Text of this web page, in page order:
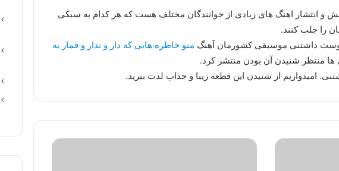
و انتشار اهنگ های زیادی از خوانندگان مختلف هست که هر کدام به سبکی
را جلب کنند.
دوست داشتنی موسیقی کشورمان آهنگ منو خاطره هایی که دار و ندار و قمار یه
ها منتظر شنیدن آن بودن منتشر کرد.
امیدواریم از شنیدن این قطعه زیبا و جذاب لذت ببرید.